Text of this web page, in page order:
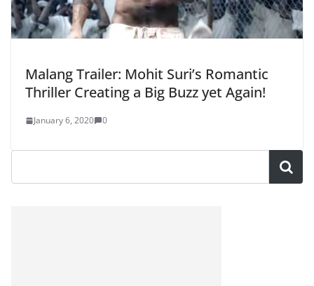
Malang Trailer: Mohit Suri’s Romantic
Thriller Creating a Big Buzz yet Again!
January 6, 2020 0